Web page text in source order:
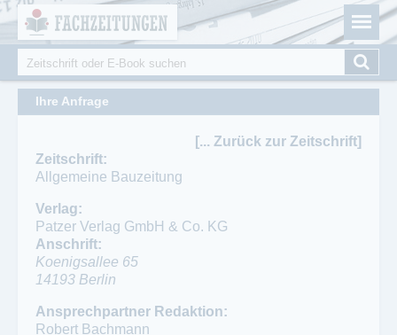
Fachzeitungen.de - Das unabhängige Portal für
Fachmagazine Fachpublikationen & eBooks
Suchformular
Suche
Ihre Anfrage
[... Zurück zur Zeitschrift]
Zeitschrift:
Allgemeine Bauzeitung
Verlag:
Patzer Verlag GmbH & Co. KG
Anschrift:
Koenigsallee 65
14193 Berlin
Ansprechpartner:
Lutz Beisert
Ansprechpartner Redaktion:
Robert Bachmann
Cookie-Einstellungen